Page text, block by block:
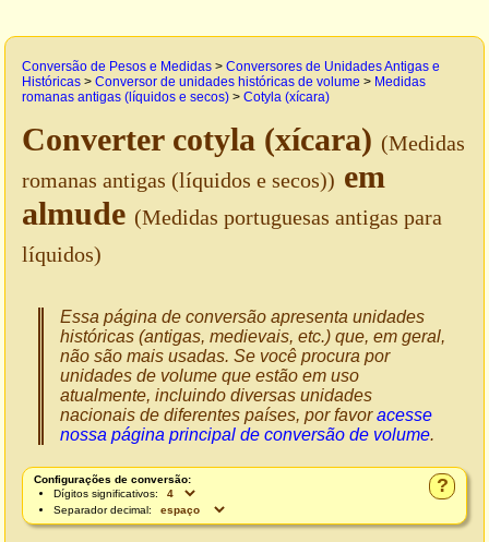
Conversão de Pesos e Medidas > Conversores de Unidades Antigas e
Históricas > Conversor de unidades históricas de volume > Medidas
romanas antigas (líquidos e secos) > Cotyla (xícara)
Converter cotyla (xícara) (Medidas
romanas antigas (líquidos e secos)) em
almude (Medidas portuguesas antigas para
líquidos)
Essa página de conversão apresenta unidades
históricas (antigas, medievais, etc.) que, em geral,
não são mais usadas. Se você procura por
unidades de volume que estão em uso
atualmente, incluindo diversas unidades
nacionais de diferentes países, por favoracesse
nossa página principal de conversão de volume.
?
Configurações de conversão:
Dígitos significativos:
Separador decimal: